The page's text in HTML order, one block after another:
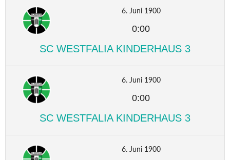
6. Juni 1900
0:00
SC WESTFALIA KINDERHAUS 3
6. Juni 1900
0:00
SC WESTFALIA KINDERHAUS 3
6. Juni 1900